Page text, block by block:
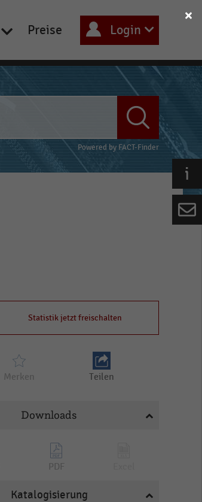
Preise Login
Powered by FACT-Finder
Statistik jetzt freischalten
Merken Teilen
Downloads
PDF
Katalogisierung